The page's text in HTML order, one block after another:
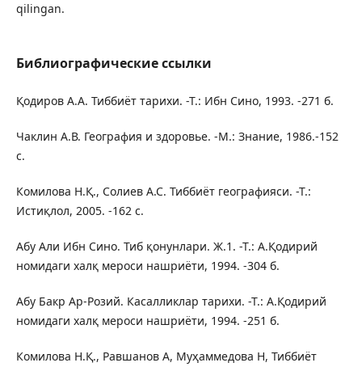
qilingan.
Библиографические ссылки
Қодиров А.А. Тиббиёт тарихи. -Т.: Ибн Сино, 1993. -271 б.
Чаклин А.В. География и здоровье. -М.: Знание, 1986.-152
с.
Комилова Н.Қ., Солиев А.С. Тиббиёт географияси. -Т.:
Истиқлол, 2005. -162 с.
Абу Али Ибн Сино. Тиб қонунлари. Ж.1. -Т.: А.Қодирий
номидаги халқ мероси нашриёти, 1994. -304 б.
Абу Бакр Ар-Розий. Касалликлар тарихи. -Т.: А.Қодирий
номидаги халқ мероси нашриёти, 1994. -251 б.
Комилова Н.Қ., Равшанов А, Муҳаммедова Н, Тиббиёт